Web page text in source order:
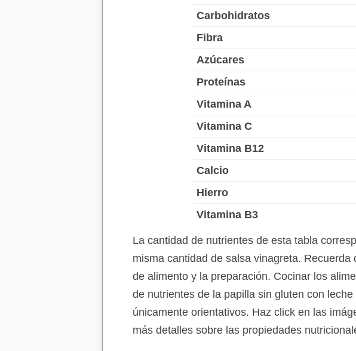
Carbohidratos
Fibra
Azúcares
Proteínas
Vitamina A
Vitamina C
Vitamina B12
Calcio
Hierro
Vitamina B3
La cantidad de nutrientes de esta tabla
misma cantidad de salsa vinagreta.
de alimento y la preparación. Cocinar los
de nutrientes de la papilla sin gluten con
únicamente orientativos. Haz click en las
más detalles sobre las propiedades